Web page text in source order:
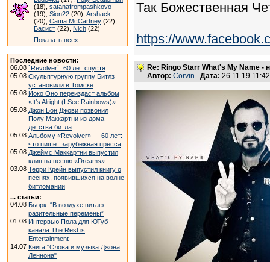
(18), satanafrompashkovo
(19), Sion22 (20), Arshack
(20), Саша McCartney (22),
Басист (22), Nich (22)
Показать всех
Последние новости:
06.08 `Revolver`: 60 лет спустя
05.08 Скульптурную группу Битлз
установили в Томске
05.08 Йоко Оно переиздаст альбом
«It’s Alright (I See Rainbows)»
05.08 Джон Бон Джови позвонил
Полу Маккартни из дома
детства битла
05.08 Альбому «Revolver» — 60 лет:
что пишет зарубежная пресса
05.08 Джеймс Маккартни выпустил
клип на песню «Dreams»
03.08 Терри Крейн выпустил книгу о
песнях, появившихся на волне
битломании
... статьи:
04.08 Бьорк: “В воздухе витают
разительные перемены”
01.08 Интервью Пола для ЮТуб
канала The Rest is
Entertainment
14.07 Книга "Слова и музыка Джона
Леннона"
Так Божественная
https://
Re: Ringo Starr What's My Name
Автор: Corvin Дата: 26.11.19